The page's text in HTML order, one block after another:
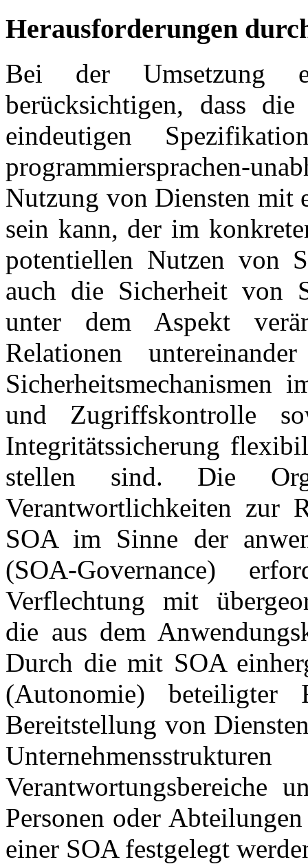
Herausforderungen
Bei der
berücksichtigen, dass
eindeutigen
programmiersprachen-
Nutzung von Diensten mit
sein kann, der im
potentiellen Nutzen von
auch die Sicherheit von
unter dem Aspekt
Relationen
Sicherheitsmechanismen
und Zugriffskontrolle
Integritätssicherung
stellen sind. Die
Verantwortlichkeiten zur
SOA im Sinne der
(SOA-Governance)
Verflechtung mit
die aus dem
Durch die mit SOA
(Autonomie) beteiligter
Bereitstellung von
Verantwortungsbereiche
Personen oder
einer SOA festgelegt